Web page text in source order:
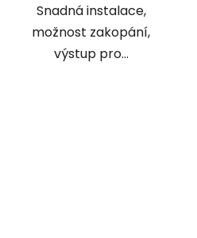
Snadná instalace,
možnost zakopání,
výstup pro...